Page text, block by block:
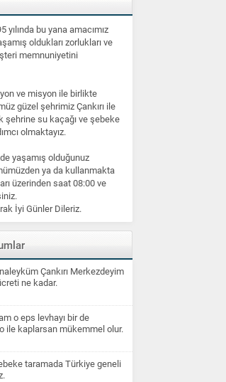
yılında bu yana amacımız
oldukları zorlukları ve
memnuniyetini
ve misyon ile birlikte
güzel şehrimiz Çankırı ile
şehrine su kaçağı ve şebeke
olmaktayız.
yaşamış olduğunuz
ya da kullanmakta
üzerinden saat 08:00 ve
İyi Günler Dileriz.
Çankırı Merkezdeyim
ne kadar.
o eps levhayı bir de
ile kaplarsan mükemmel olur.
taramada Türkiye geneli